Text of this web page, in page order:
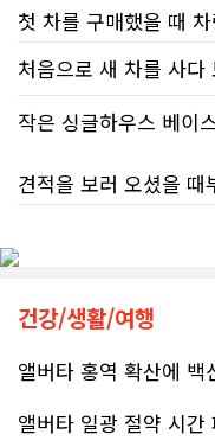
첫 차를 구매했을 때 차량에 문제가 너무 많아 고생했던 경험이 있어서, 이번에는 정말 신중하게 고
처음 차량을 선택하는 과정부터 저에게 맞는 차량을 추천해 주셨고, 그 차량의 장단점과 다양한 기능까지 하나하나 자
그동안 만났던 딜러분들은 차량을 판매하는 데 집중하시는 경우가 많았는데, 박문호 딜러님은 고객의
좋은 차를 구매할 수 있도록 끝까지 최선을 다해 주시고, 늘 친절하고 세심하게 도와주신 박
견적을 보러 오셨을 때부터 친절하고 꼼꼼하게 공간을 확인해
저희 집은 사이드 도어가 없어 작업하시기 불편하셨을 텐데도 항상 밝은 모습으로 오셔서 성실하게 작업해
공사가 끝난 후에는 마무리 점검까지 꼼꼼하게
무엇보다 작은 베이스먼트 공간을 밝고 깔끔하면서도 가족 모두가 편하게 사용할 수
베이스먼트 개발을 고민하
건강/생활/여행